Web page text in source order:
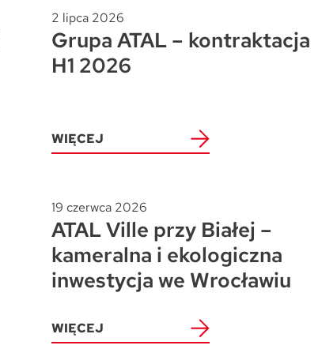
2 lipca 2026
Grupa ATAL – kontraktacja
H1 2026
WIĘCEJ
19 czerwca 2026
ATAL Ville przy Białej –
kameralna i ekologiczna
inwestycja we Wrocławiu
WIĘCEJ